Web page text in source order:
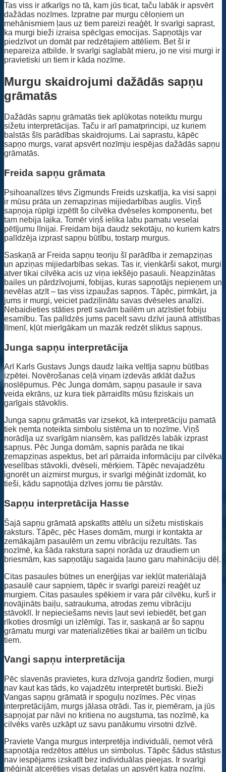
Tas viss ir atkarīgs no tā, kam jūs ticat, taču labāk ir apsvērt
dažādas nozīmes. Izpratne par murgu cēloņiem un
mehānismiem ļaus uz tiem pareizi reaģēt. Ir svarīgi saprast,
ka murgi bieži izraisa spēcīgas emocijas. Sapņotājs var
piedzīvot un domāt par redzētajiem attēliem. Bet šī ir
nepareiza atbilde. Ir svarīgi saglabāt mieru, jo ne visi murgi ir
pravietiski un tiem ir kāda nozīme.
Murgu skaidrojumi dažādās sapņu
grāmatās
Dažādās sapņu grāmatās tiek aplūkotas noteiktu murgu
sižetu interpretācijas. Taču ir arī pamatprincipi, uz kuriem
balstās šīs parādības skaidrojums. Lai saprastu, kāpēc
sapņo murgs, varat apsvērt nozīmju iespējas dažādās sapņu
grāmatās.
Freida sapņu grāmata
Psihoanalīzes tēvs Zigmunds Freids uzskatīja, ka visi sapņi
ir mūsu prāta un zemapziņas mijiedarbības auglis. Viņš
sapņoja rūpīgi izpētīt šo cilvēka dvēseles komponentu, bet
tam nebija laika. Tomēr viņš ielika labu pamatu veselai
pētījumu līnijai. Freidam bija daudz sekotāju, no kuriem katrs
palīdzēja izprast sapņu būtību, tostarp murgus.
Saskaņā ar Freida sapņu teoriju šī parādība ir zemapziņas
un apziņas mijiedarbības sekas. Tas ir, vienkārši sakot, murgi
atver tikai cilvēka acis uz viņa iekšējo pasauli. Neapzinātas
bailes un pārdzīvojumi, fobijas, kuras sapņotājs nepieņem un
nevēlas atzīt – tas viss izpaužas sapņos. Tāpēc, pirmkārt, ja
jums ir murgi, veiciet padziļinātu savas dvēseles analīzi.
Nebaidieties stāties pretī savām bailēm un atzīstiet fobiju
esamību. Tas palīdzēs jums pacelt savu dzīvi jaunā attīstības
līmenī, kļūt mierīgākam un mazāk redzēt sliktus sapņus.
Junga sapņu interpretācija
Arī Karls Gustavs Jungs daudz laika veltīja sapņu būtības
izpētei. Novērošanas ceļā viņam izdevās atklāt dažus
noslēpumus. Pēc Junga domām, sapņu pasaule ir sava
veida ekrāns, uz kura tiek pārraidīts mūsu fiziskais un
garīgais stāvoklis.
Junga sapņu grāmatās var izsekot, kā interpretāciju pamatā
tiek ņemta noteikta simbolu sistēma un to nozīme. Viņš
norādīja uz svarīgām niansēm, kas palīdzēs labāk izprast
sapņus. Pēc Junga domām, sapnis parāda ne tikai
zemapziņas aspektus, bet arī pārraida informāciju par cilvēka
veselības stāvokli, dvēseli, mērķiem. Tāpēc nevajadzētu
ignorēt un aizmirst murgus, ir svarīgi mēģināt izdomāt, ko
tieši, kādu sapņotāja dzīves jomu tie pārstāv.
Sapņu interpretācija Hasse
Šajā sapņu grāmatā apskatīts attēlu un sižetu mistiskais
raksturs. Tāpēc, pēc Hases domām, murgi ir kontakta ar
zemākajām pasaulēm un zemu vibrāciju rezultāts. Tas
nozīmē, ka šāda rakstura sapņi norāda uz draudiem un
briesmām, kas sapņotāju sagaida ļauno garu mahināciju dēļ.
Citas pasaules būtnes un enerģijas var iekļūt materiālajā
pasaulē caur sapņiem, tāpēc ir svarīgi pareizi reaģēt uz
murgiem. Citas pasaules spēkiem ir vara pār cilvēku, kurš ir
novājināts baiļu, satraukuma, atrodas zemu vibrāciju
stāvoklī. Ir nepieciešams nevis ļaut sevi iebiedēt, bet gan
rīkoties drosmīgi un izlēmīgi. Tas ir, saskaņā ar šo sapņu
grāmatu murgi var materializēties tikai ar bailēm un ticību
tiem.
Vangi sapņu interpretācija
Pēc slavenās pravietes, kura dzīvoja gandrīz šodien, murgi
nav kaut kas tāds, ko vajadzētu interpretēt burtiski. Bieži
Vangas sapņu grāmatā ir spoguļu nozīmes. Pēc viņas
interpretācijām, murgs jālasa otrādi. Tas ir, piemēram, ja jūs
sapņojat par nāvi no kritiena no augstuma, tas nozīmē, ka
cilvēks varēs uzkāpt uz savu panākumu virsotni dzīvē.
Praviete Vanga murgus interpretēja individuāli, ņemot vērā
sapņotāja redzētos attēlus un simbolus. Tāpēc šādus stāstus
nav iespējams izskatīt bez individuālas pieejas. Ir svarīgi
mēģināt atcerēties visas detaļas un apsvērt katra nozīmi.